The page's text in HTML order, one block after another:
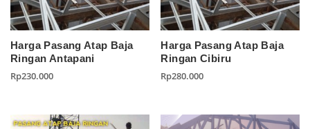
Harga Pasang Atap Baja
Ringan Antapani
Rp230.000
Harga Pasang Atap Baja
Ringan Cibiru
Rp280.000